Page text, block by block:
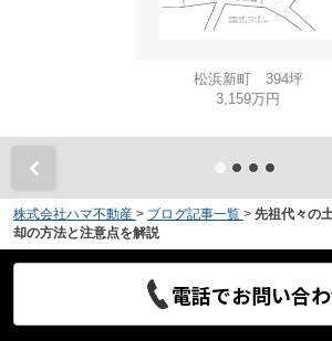
松浜新町 394坪
3,159万円
株式会社ハマ不動産 > ブログ記事一覧 > 先祖代々の
却の方法と注意点を解説
電話でお問い合